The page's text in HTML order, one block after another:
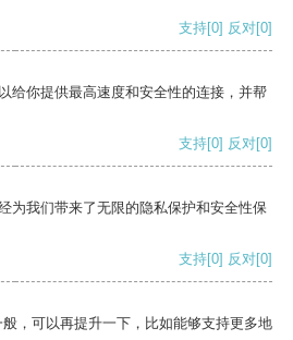
支持[0] 反对[0]
给你提供最高速度和安全性的连接，并帮
支持[0] 反对[0]
为我们带来了无限的隐私保护和安全性保
支持[0] 反对[0]
，可以再提升一下，比如能够支持更多地